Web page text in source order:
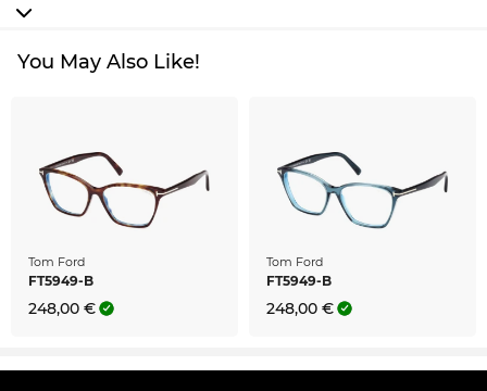
You May Also Like!
Tom Ford
FT5949-B
248,00 €
Tom Ford
FT5949-B
248,00 €